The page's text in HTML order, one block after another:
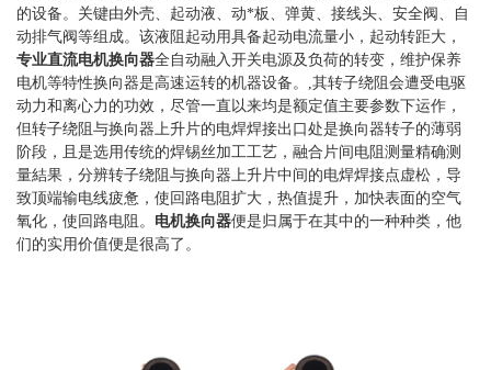
的设备。关键由外壳、起动液、动*板、弹黄、接线头、安全阀、自
动排气阀等组成。该液阻起动用具备起动电流量小，起动转距大，
专业直流电机换向器全自动融入开关电源及负荷的转变，维护保养
电机等特性换向器是高速运转的机器设备。,其转子绕阻会遭受电驱
动力和离心力的功效，尽管一直以来均是额定值主要参数下运作，
但转子绕阻与换向器上升片的电焊焊接出口处是换向器转子的薄弱
阶段，且是选用传统的焊锡丝加工工艺，融合片间电阻测量精确测
量結果，分辨转子绕阻与换向器上升片中间的电焊焊接点虚松，导
致顶端输电线疲惫，使回路电阻扩大，热值提升，加快表面的空气
氧化，使回路电阻。
电机换向器便是归属于在其中的一种种类，他
们的实用价值便是很高了。